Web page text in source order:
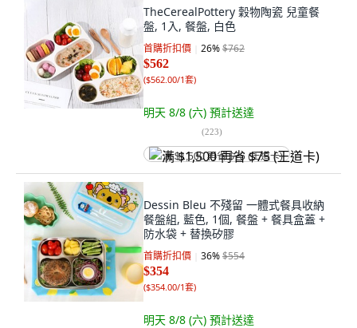
TheCerealPottery 穀物陶瓷 兒童餐
盤, 1入, 餐盤, 白色
首購折扣價 26%$762
$562
($562.00/1套)
明天 8/8 (六) 預計送達
(223)
满 $1,500 再省 $75 (王道卡)
Dessin Bleu 不殘留 一體式餐具收納
餐盤組, 藍色, 1個, 餐盤 + 餐具盒蓋 +
防水袋 + 替換矽膠
首購折扣價 36%$554
$354
($354.00/1套)
明天 8/8 (六) 預計送達